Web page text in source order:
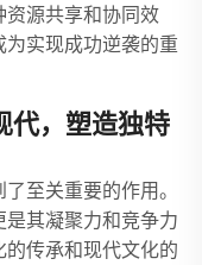
源共享和协同效
实现成功逆袭的重
代，塑造独特
至关重要的作用。
其凝聚力和竞争力
传承和现代文化的